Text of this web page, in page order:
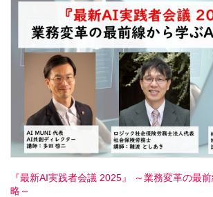
『最新AI実践者会議 2025』 ～業務変革の最
略～